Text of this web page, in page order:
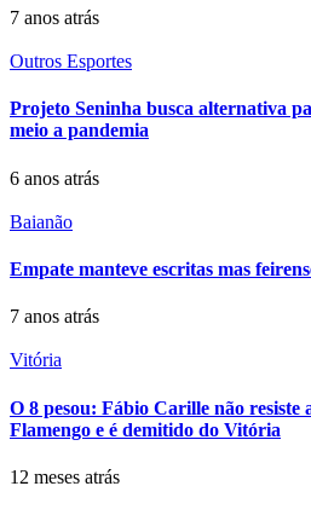
7 anos atrás
Outros Esportes
Projeto Seninha busca alternativa
meio a pandemia
6 anos atrás
Baianão
Empate manteve escritas mas
7 anos atrás
Vitória
O 8 pesou: Fábio Carille não resiste
Flamengo e é demitido do Vitória
12 meses atrás